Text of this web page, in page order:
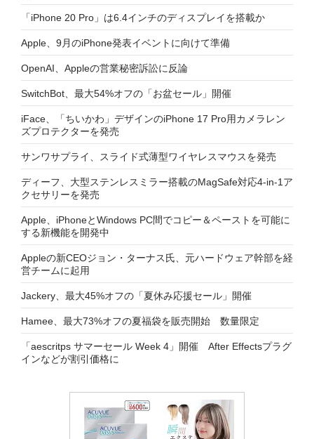
「iPhone 20 Pro」は6.4インチのディスプレイを搭載か
Apple、9月のiPhone発表イベントに向けて準備
OpenAI、Appleの営業秘密訴訟に反論
SwitchBot、最大54%オフの「お盆セール」開催
iFace、「ちいかわ」デザインのiPhone 17 Pro用カメラレン
ズプロテクターを発売
サンワサプライ、スライド式薄型ワイヤレスマウスを発売
ディーフ、大型ステンレスミラー搭載のMagSafe対応4-in-1ア
クセサリーを発売
Apple、iPhoneとWindows PC間でコピー＆ペーストを可能に
する新機能を開発中
Appleの新CEOジョン・ターナス氏、元ハードウェア幹部を経
営チームに起用
Jackery、最大45%オフの「夏休み応援セール」開催
Hamee、最大73%オフの夏福袋を販売開始 数量限定
「aescritps サマーセール Week 4」開催 After Effectsプラグ
インなどが割引価格に